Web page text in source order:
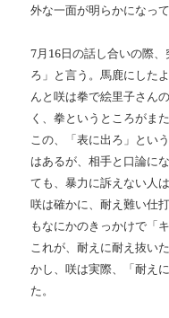
外な一面が明らかになって
7月16日の話し合いの際
ろ」と言う。馬鹿にした
んと咲は拳で絵里子さん
く、拳というところがまた
この、「表に出ろ」とい
はあるが、相手と口論に
ても、暴力に訴えない人
咲は確かに、耐え難い仕
もなにかのきっかけで「
これが、耐えに耐え抜い
かし、咲は実際、「耐え
た。